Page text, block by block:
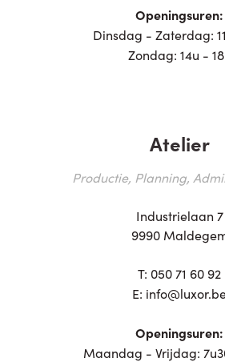
Openingsuren:
Dinsdag - Zaterdag:
Zondag: 14u -
Atelier
Productie, Planning,
Industrielaan 7
9990
T: 050 71 60 92
E:
Openingsuren:
Maandag - Vrijdag: